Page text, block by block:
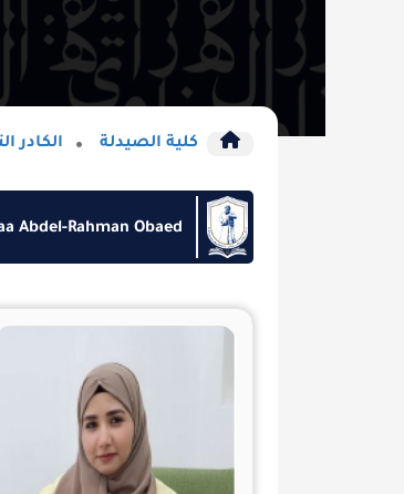
كلية الصيدلة الكادر التدريسي
Zahraa Abdel-Rahman Obaed